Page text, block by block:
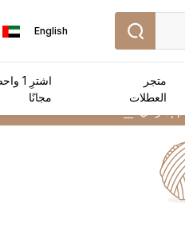
English
متجر
العطلات
مجانًا